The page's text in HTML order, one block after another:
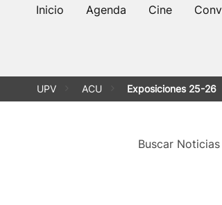
Inicio Agenda Cine
UPV ACU Exposiciones 25-26
Buscar Noticias